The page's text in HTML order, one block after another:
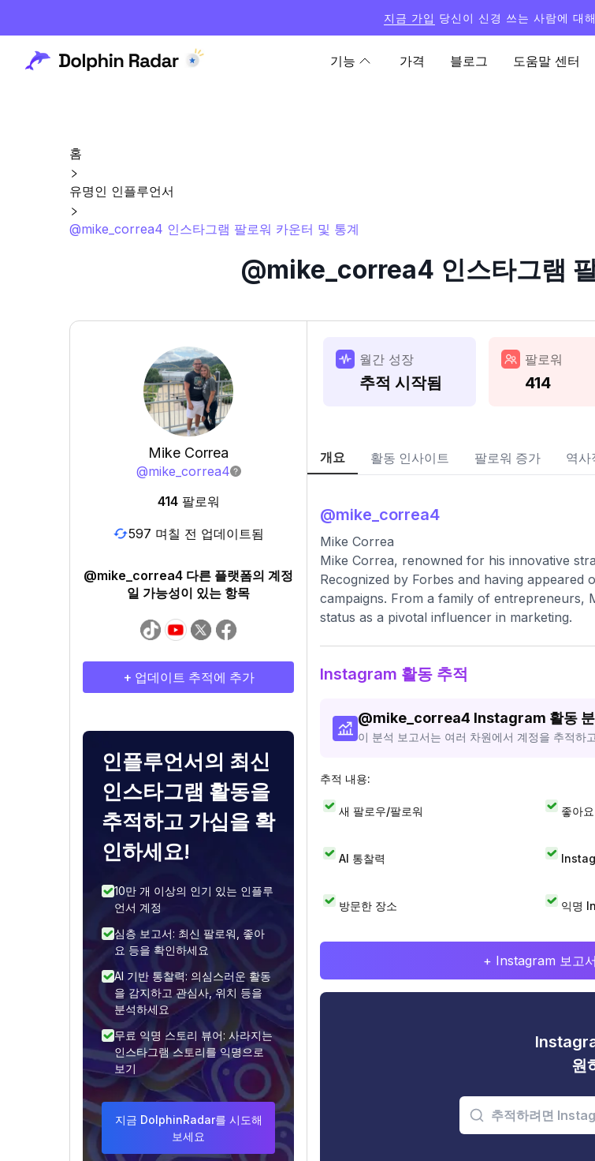
지금 가입 당신이 신경 쓰는 사람에 대
기능 가격 블로그 도움말 센터
홈
유명인 인플루언서
@mike_correa4 인스타그램 팔로워 카운터 및 통계
@mike_correa4 인스타그램
Mike Correa
@mike_correa4
414 팔로워
597 며칠 전 업데이트됨
@mike_correa4 다른 플랫폼의 계정
일 가능성이 있는 항목
+ 업데이트 추적에 추가
인플루언서의 최신
인스타그램 활동을
추적하고 가십을 확
인하세요!
10만 개 이상의 인기 있는 인플루
언서 계정
심층 보고서: 최신 팔로워, 좋아
요 등을 확인하세요
AI 기반 통찰력: 의심스러운 활동
을 감지하고 관심사, 위치 등을
분석하세요
무료 익명 스토리 뷰어: 사라지는
인스타그램 스토리를 익명으로
보기
지금 DolphinRadar를 시도해
보세요
월간 성장
추적 시작됨
팔로워
414
개요 활동 인사이트 팔로워 증가 역사
@mike_correa4
Mike Correa
Mike Correa, renowned for his innovative
Recognized by Forbes and having appeared
campaigns. From a family of entrepreneurs,
status as a pivotal influencer in marketing.
Instagram 활동 추적
@mike_correa4 Instagram 활동 분
이 분석 보고서는 여러 차원에서 계정을 추적하
추적 내용:
새 팔로우/팔로워 좋아
AI 통찰력
방문한 장소 익명
+ Instagram 보고
원